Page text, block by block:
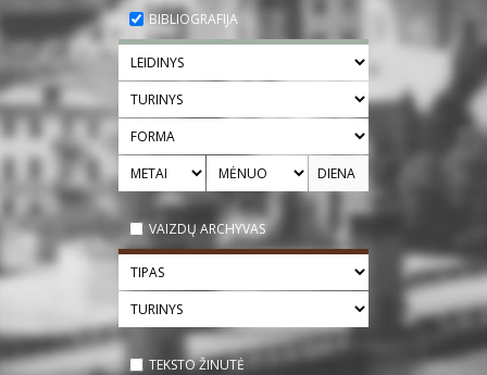
BIBLIOGRAFIJA
VAIZDŲ ARCHYVAS
TEKSTO ŽINUTĖ